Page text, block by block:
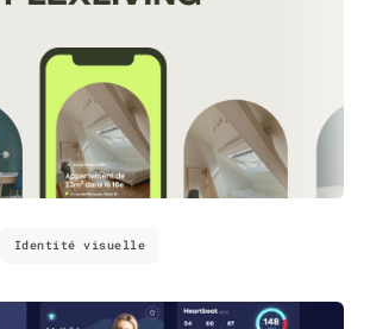
Identité visuelle